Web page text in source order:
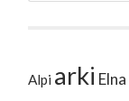
Alpi arki Elna